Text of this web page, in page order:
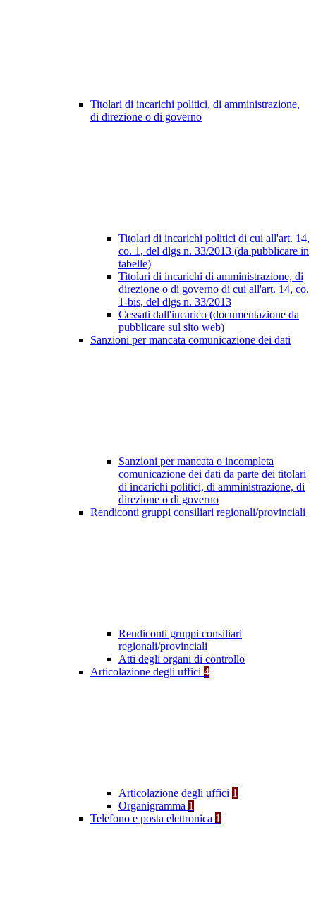
Titolari di incarichi politici, di amministrazione,
di direzione o di governo
Titolari di incarichi politici di cui all'art. 14,
co. 1, del dlgs n. 33/2013 (da pubblicare in
tabelle)
Titolari di incarichi di amministrazione, di
direzione o di governo di cui all'art. 14, co.
1-bis, del dlgs n. 33/2013
Cessati dall'incarico (documentazione da
pubblicare sul sito web)
Sanzioni per mancata comunicazione dei dati
Sanzioni per mancata o incompleta
comunicazione dei dati da parte dei titolari
di incarichi politici, di amministrazione, di
direzione o di governo
Rendiconti gruppi consiliari regionali/provinciali
Rendiconti gruppi consiliari
regionali/provinciali
Atti degli organi di controllo
Articolazione degli uffici 4
Articolazione degli uffici 1
Organigramma 1
Telefono e posta elettronica 1